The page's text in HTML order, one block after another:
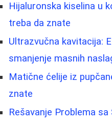
Hijaluronska kiselina u
treba da znate
Ultrazvučna kavitacija:
smanjenje masnih
Matične ćelije iz
znate
Rešavanje Problema